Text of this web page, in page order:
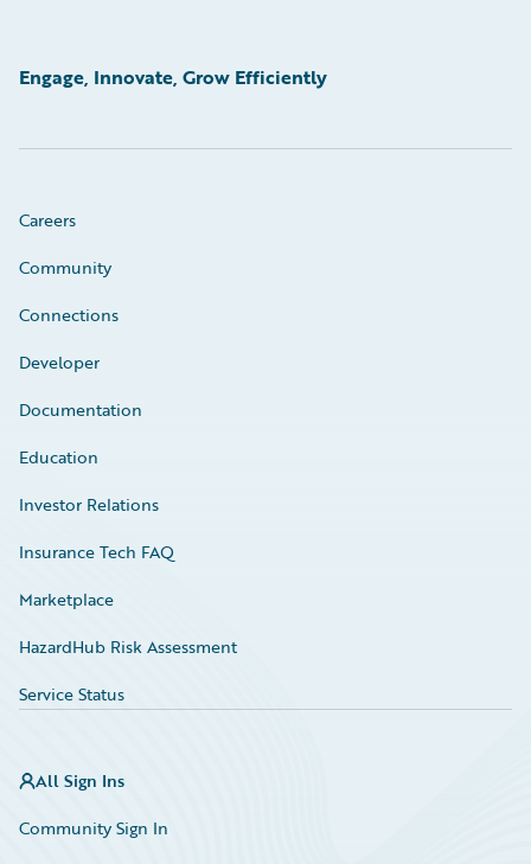
Engage, Innovate, Grow Efficiently
Careers
Community
Connections
Developer
Documentation
Education
Investor Relations
Insurance Tech FAQ
Marketplace
HazardHub Risk Assessment
Service Status
All Sign Ins
Community Sign In